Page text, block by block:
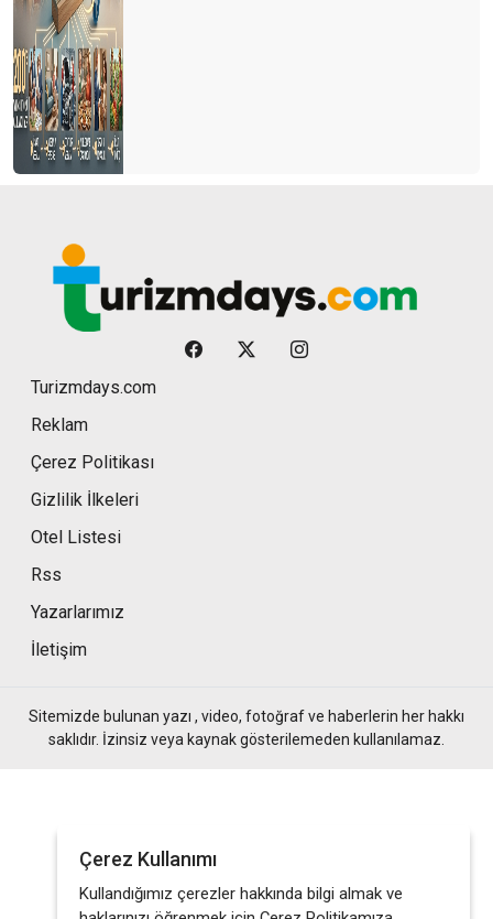
Turizmdays.com
Reklam
Çerez Politikası
Gizlilik İlkeleri
Otel Listesi
Rss
Yazarlarımız
İletişim
Sitemizde bulunan yazı , video, fotoğraf ve haberlerin her hakkı
saklıdır. İzinsiz veya kaynak gösterilemeden kullanılamaz.
Çerez Kullanımı
Kullandığımız çerezler hakkında bilgi almak ve